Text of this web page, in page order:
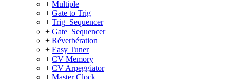
+ Multiple
+ Gate to Trig
+ Trig_Sequencer
+ Gate_Sequencer
+ Réverbération
+ Easy Tuner
+ CV Memory
+ CV Arpeggiator
+ Master Clock